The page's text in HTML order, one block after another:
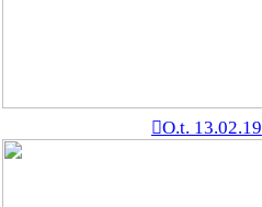
︎O.t. 13.02.19